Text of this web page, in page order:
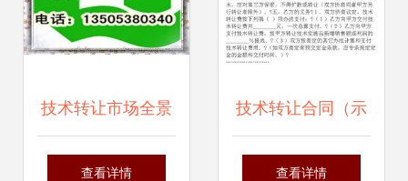
技术转让市场全景
扫描 供应商、价格
查看详情
技术转让合同（示
例文本）
查看详情